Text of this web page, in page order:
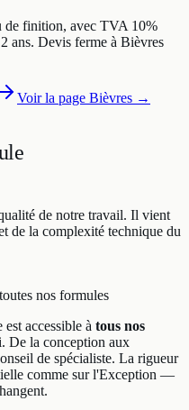
de finition, avec TVA 10%
ans. Devis ferme à Bièvres
Voir la page Bièvres →
de notre travail. Il vient
de la complexité technique du
nos formules
accessible à tous nos
De la conception aux
de spécialiste. La rigueur
comme sur l'Exception —